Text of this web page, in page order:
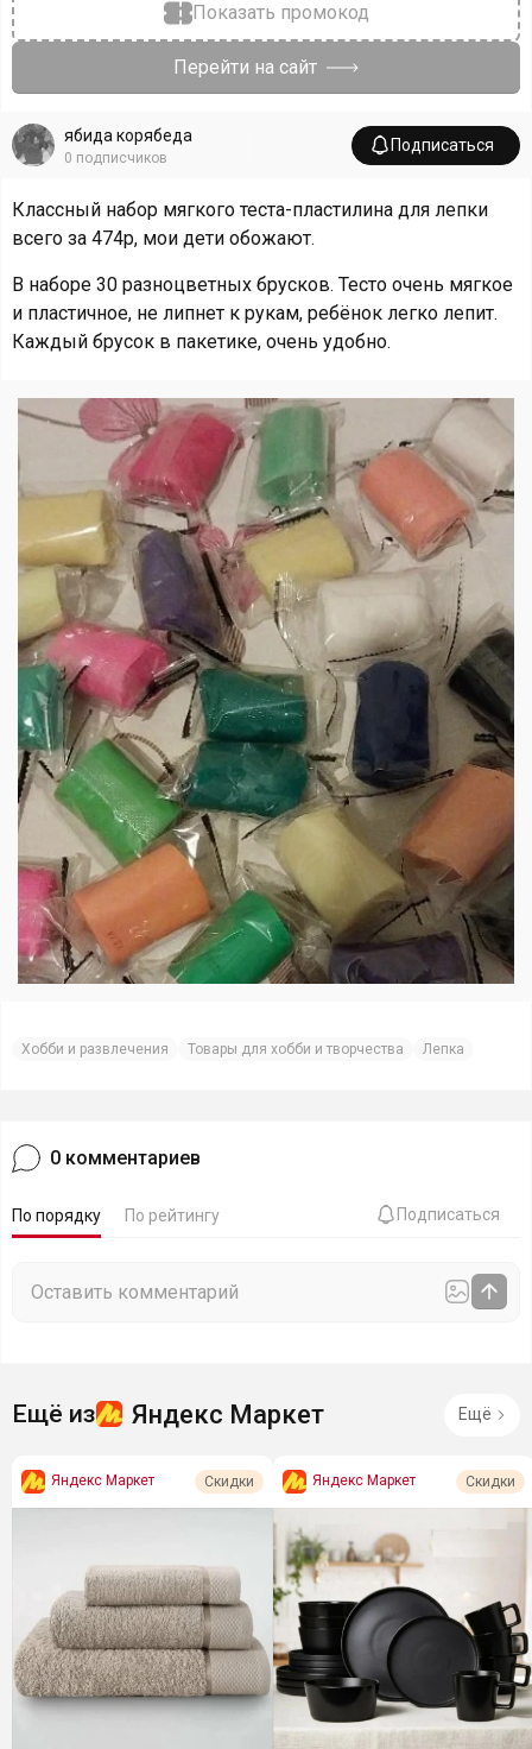
Показать промокод
Перейти на сайт
ябида корябеда
0 подписчиков
Подписаться
Классный набор мягкого теста-пластилина для лепки
всего за 474р, мои дети обожают.
В наборе 30 разноцветных брусков. Тесто очень мягкое
и пластичное, не липнет к рукам, ребёнок легко лепит.
Каждый брусок в пакетике, очень удобно.
Хобби и развлечения Товары для хобби и творчества Лепка
0 комментариев
По порядку По рейтингу Подписаться
Ещё из Яндекс Маркет Ещё
Яндекс Маркет Скидки Яндекс Маркет Скидки